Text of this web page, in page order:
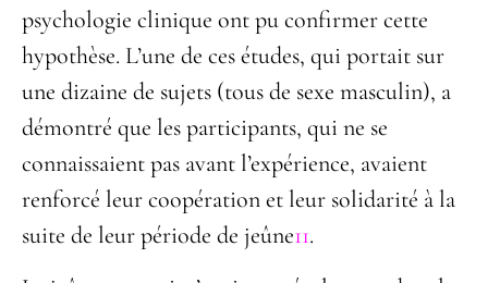
psychologie clinique ont pu confirmer cette
hypothèse. L’une de ces études, qui portait sur
une dizaine de sujets (tous de sexe masculin), a
démontré que les participants, qui ne se
connaissaient pas avant l’expérience, avaient
renforcé leur coopération et leur solidarité à la
suite de leur période de jeûne11.